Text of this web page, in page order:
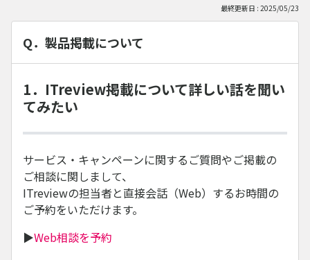
最終更新日 : 2025/05/23
Q．製品掲載について
1．ITreview掲載について詳しい話を聞い
てみたい
サービス・キャンペーンに関するご質問やご掲載の
ご相談に関しまして、
ITreviewの担当者と直接会話（Web）するお時間の
ご予約をいただけます。
▶Web相談を予約